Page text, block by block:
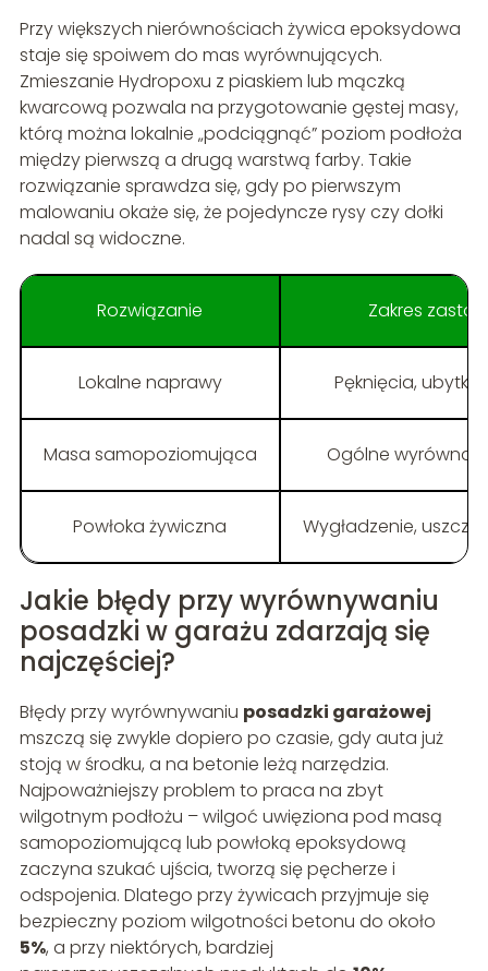
Przy większych nierównościach żywica epoksydowa
staje się spoiwem do mas wyrównujących.
Zmieszanie Hydropoxu z piaskiem lub mączką
kwarcową pozwala na przygotowanie gęstej masy,
którą można lokalnie „podciągnąć” poziom podłoża
między pierwszą a drugą warstwą farby. Takie
rozwiązanie sprawdza się, gdy po pierwszym
malowaniu okaże się, że pojedyncze rysy czy dołki
nadal są widoczne.
Rozwiązanie Zakres
Lokalne naprawy Pęknięcia, ubytki,
Masa samopoziomująca Ogólne
Powłoka żywiczna Wygładzenie,
Jakie błędy przy wyrównywaniu
posadzki w garażu zdarzają się
najczęściej?
Błędy przy wyrównywaniu posadzki garażowej
mszczą się zwykle dopiero po czasie, gdy auta już
stoją w środku, a na betonie leżą narzędzia.
Najpoważniejszy problem to praca na zbyt
wilgotnym podłożu – wilgoć uwięziona pod masą
samopoziomującą lub powłoką epoksydową
zaczyna szukać ujścia, tworzą się pęcherze i
odspojenia. Dlatego przy żywicach przyjmuje się
bezpieczny poziom wilgotności betonu do około
5%, a przy niektórych, bardziej